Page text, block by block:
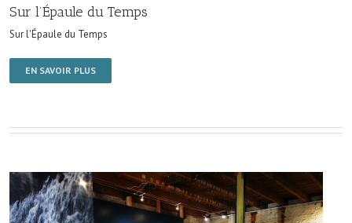
Sur l’Épaule du Temps
Sur l'Épaule du Temps
EN SAVOIR PLUS